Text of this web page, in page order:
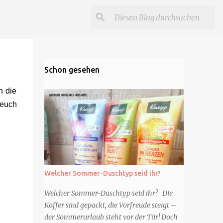
die
Schon gesehen
Welcher Sommer-Duschtyp seid ihr?
Welcher Sommer-Duschtyp seid ihr? Die
Koffer sind gepackt, die Vorfreude steigt –
der Sommerurlaub steht vor der Tür! Doch